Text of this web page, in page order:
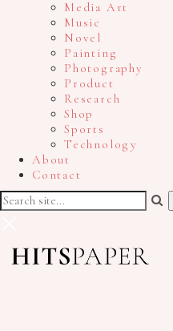
Media Art
Music
Novel
Painting
Photography
Product
Research
Shop
Sports
Technology
About
Contact